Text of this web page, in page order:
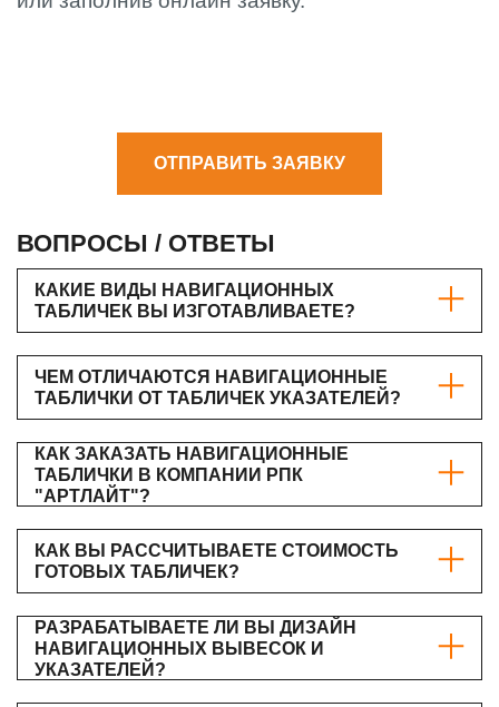
ОТПРАВИТЬ ЗАЯВКУ
ВОПРОСЫ / ОТВЕТЫ
КАКИЕ ВИДЫ НАВИГАЦИОННЫХ
ТАБЛИЧЕК ВЫ ИЗГОТАВЛИВАЕТЕ?
ЧЕМ ОТЛИЧАЮТСЯ НАВИГАЦИОННЫЕ
ТАБЛИЧКИ ОТ ТАБЛИЧЕК УКАЗАТЕЛЕЙ?
КАК ЗАКАЗАТЬ НАВИГАЦИОННЫЕ
ТАБЛИЧКИ В КОМПАНИИ РПК
"АРТЛАЙТ"?
КАК ВЫ РАССЧИТЫВАЕТЕ СТОИМОСТЬ
ГОТОВЫХ ТАБЛИЧЕК?
РАЗРАБАТЫВАЕТЕ ЛИ ВЫ ДИЗАЙН
НАВИГАЦИОННЫХ ВЫВЕСОК И
УКАЗАТЕЛЕЙ?